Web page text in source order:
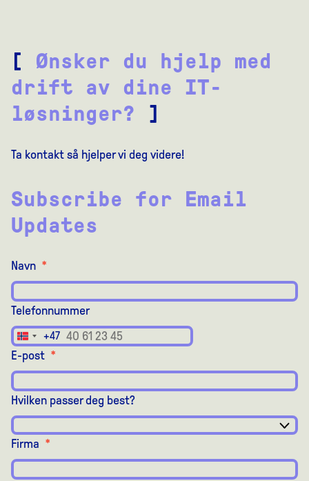
[ Ønsker du hjelp med
drift av dine IT-
løsninger? ]
Ta kontakt så hjelper vi deg videre!
Subscribe for Email
Updates
Navn *
Telefonnummer
Norway
+47
+47
E-post *
Hvilken passer deg best?
Firma *